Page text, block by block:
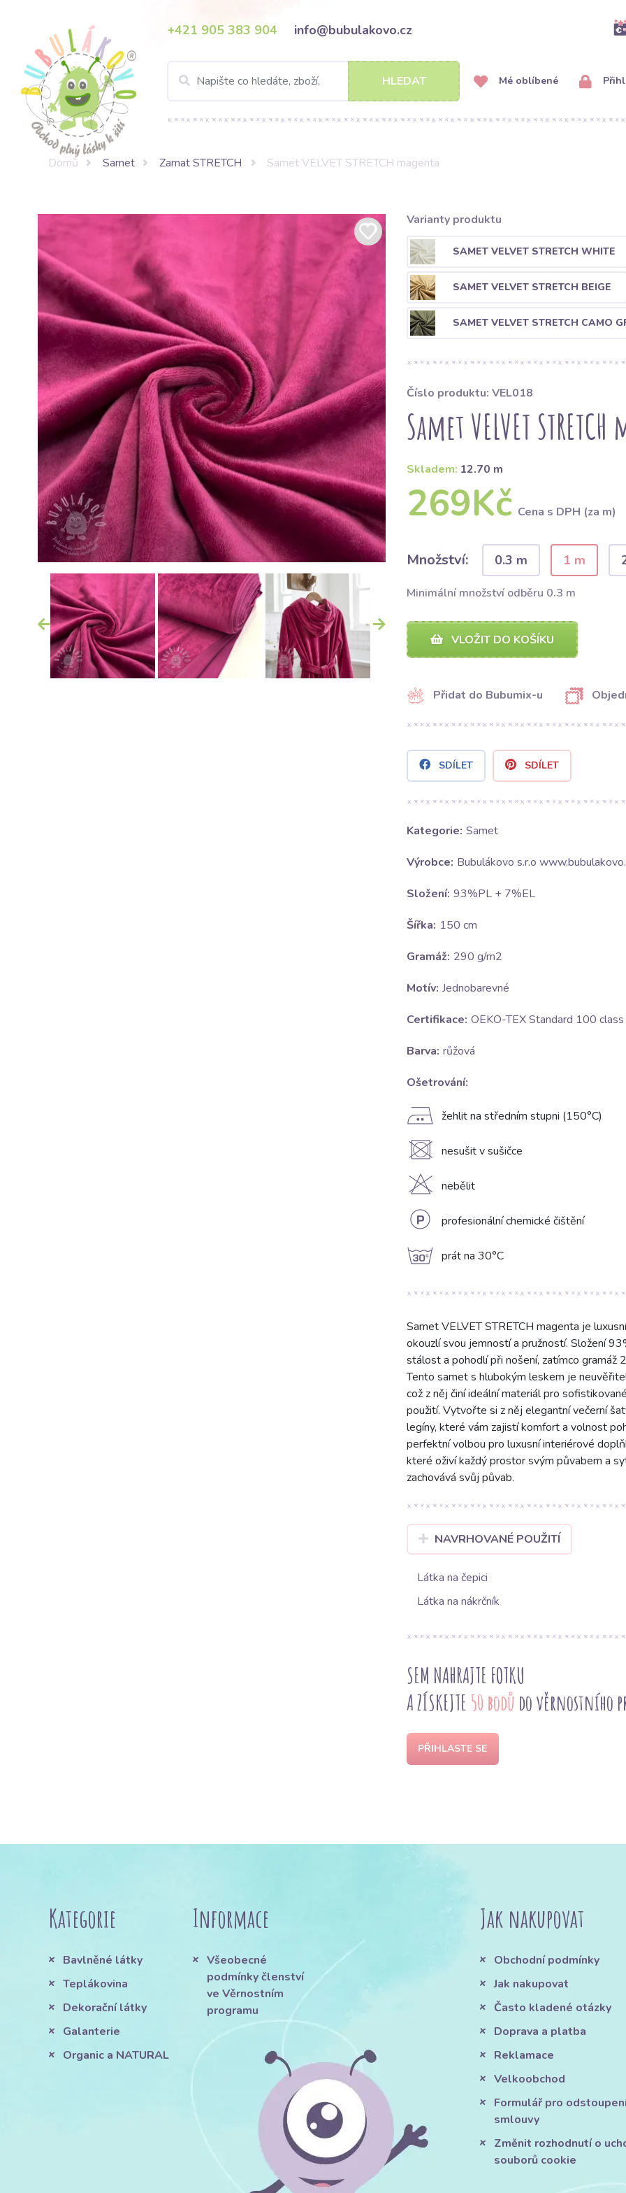
+421 905 383 904 info@bubulakovo.cz
HLEDAT Mé oblíbené
Domů Samet Zamat STRETCH Samet VELVET STRETCH magenta
Varianty produktu
SAMET VELVET STRETCH WHITE
SAMET VELVET STRETCH BEIGE
SAMET VELVET STRETCH CAMO
Číslo produktu: VEL018
Samet VELVET
Skladem: 12.70 m
269Kč Cena s DPH (za m)
Množství: 0.3 m 1 m
Minimální množství odběru 0.3 m
VLOŽIT DO KOŠÍKU
Přidat do Bubumix-u
SDÍLET SDÍLET
Kategorie: Samet
Výrobce: Bubulákovo s.r.o
Složení: 93%PL + 7%EL
Šířka: 150 cm
Gramáž: 290 g/m2
Motív: Jednobarevné
Certifikace: OEKO-TEX Standard 100 class
Barva: růžová
Ošetrování:
E žehlit na středním stupni (150°C)
U nesušit v sušičce
H nebělit
L profesionální chemické čištění
g prát na 30°C
Samet VELVET STRETCH magenta je
okouzlí svou jemností a pružností. Složení
stálost a pohodlí při nošení, zatímco
Tento samet s hlubokým leskem je
což z něj činí ideální materiál pro
použití. Vytvořte si z něj elegantní večerní
legíny, které vám zajistí komfort a volnost
perfektní volbou pro luxusní interiérové
které oživí každý prostor svým půvabem a
zachovává svůj půvab.
NAVRHOVANÉ POUŽITÍ
Látka na čepici
Látka na nákrčník
SEM NAHRAJTE FOTKU
A ZÍSKEJTE 50 bodů do věrnostního
PŘIHLASTE SE
Kategorie
Bavlněné látky
Teplákovina
Dekorační látky
Galanterie
Organic a NATURAL
Informace
Všeobecné
podmínky členství
ve Věrnostním
programu
Jak nakupovat
Obchodní podmínky
Jak nakupovat
Často kladené otázky
Doprava a platba
Reklamace
Velkoobchod
Formulář pro
smlouvy
Změnit rozhodnutí o
souborů cookie